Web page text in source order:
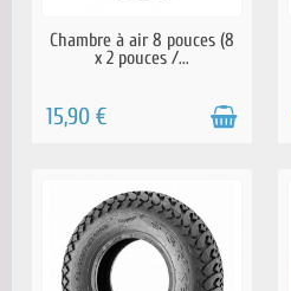
EN STOCK
Chambre à air 8 pouces (8
x 2 pouces /...
15,90 €